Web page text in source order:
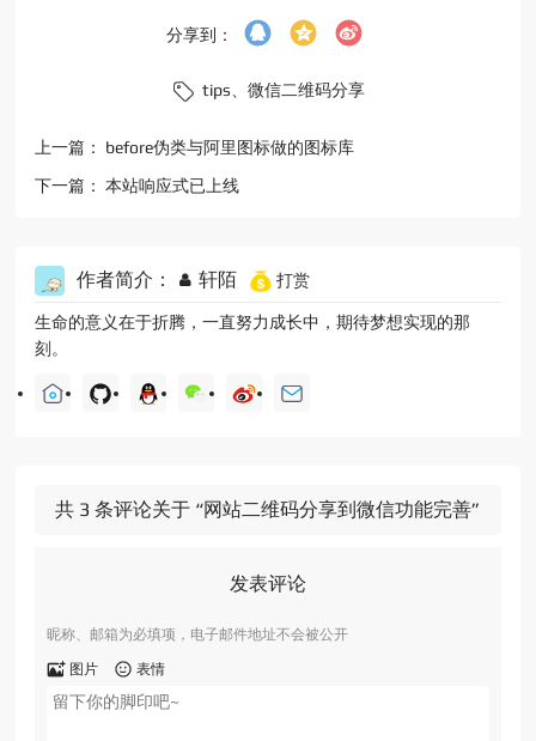
分享到：
tips、 微信二维码分享
上一篇： before伪类与阿里图标做的图标库
下一篇：本站响应式已上线
作者简介： 轩陌 打赏
生命的意义在于折腾，一直努力成长中，期待梦想实现的那
刻。
共 3 条评论关于 “网站二维码分享到微信功能完善”
发表评论
昵称、邮箱为必填项，电子邮件地址不会被公开
图片 表情